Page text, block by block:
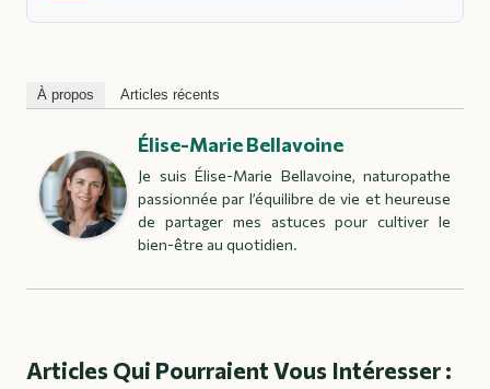
À propos Articles récents
Élise-Marie Bellavoine
Je suis Élise-Marie Bellavoine, naturopathe
passionnée par l’équilibre de vie et heureuse
de partager mes astuces pour cultiver le
bien-être au quotidien.
Articles Qui Pourraient Vous Intéresser :